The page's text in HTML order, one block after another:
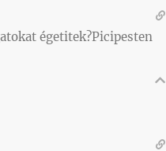
égetitek?Picipesten